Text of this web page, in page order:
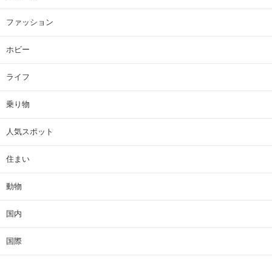
ファッション
ホビー
ライフ
乗り物
人気スポット
住まい
動物
国内
国際